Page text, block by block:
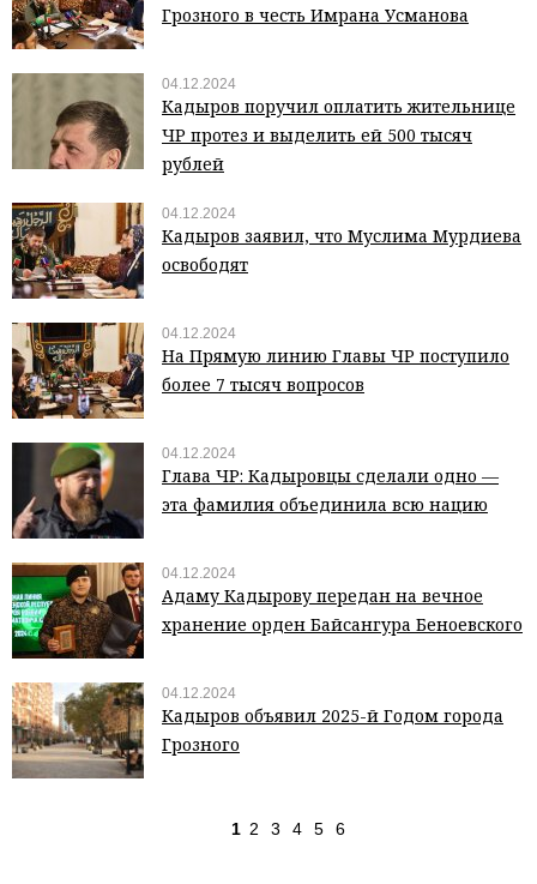
Грозного в честь Имрана Усманова
04.12.2024
Кадыров поручил оплатить жительнице
ЧР протез и выделить ей 500 тысяч
рублей
04.12.2024
Кадыров заявил, что Муслима Мурдиева
освободят
04.12.2024
На Прямую линию Главы ЧР поступило
более 7 тысяч вопросов
04.12.2024
Глава ЧР: Кадыровцы сделали одно —
эта фамилия объединила всю нацию
04.12.2024
Адаму Кадырову передан на вечное
хранение орден Байсангура Беноевского
04.12.2024
Кадыров объявил 2025-й Годом города
Грозного
1 2 3 4 5 6